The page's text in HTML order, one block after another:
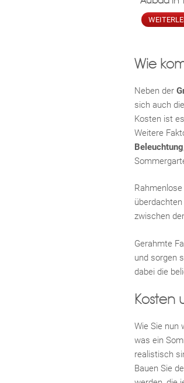
Wie
Neben der
sich auch die
Kosten ist
Weitere
Beleuchtung
zwischen
Gerahmte
und sorgen
dabei die
Kosten
Wie Sie nun
was ein
realistisch
Bauen Sie